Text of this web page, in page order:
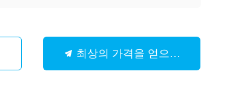
최상의 가격을 얻으세요